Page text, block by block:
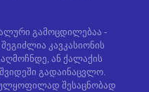
გამოცდილებაა -
კავკასიონის
ან ქალაქის
გადაინაცვლო.
შესაცნობად